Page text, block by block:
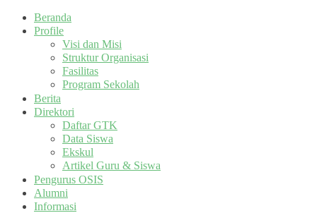
Beranda
Profile
Visi dan Misi
Struktur Organisasi
Fasilitas
Program Sekolah
Berita
Direktori
Daftar GTK
Data Siswa
Ekskul
Artikel Guru & Siswa
Pengurus OSIS
Alumni
Informasi